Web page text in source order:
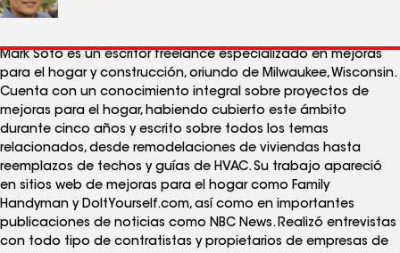
Mark Soto es un escritor freelance especializado en mejoras
para el hogar y construcción, oriundo de Milwaukee, Wisconsin.
Cuenta con un conocimiento integral sobre proyectos de
mejoras para el hogar, habiendo cubierto este ámbito
durante cinco años y escrito sobre todos los temas
relacionados, desde remodelaciones de viviendas hasta
reemplazos de techos y guías de HVAC. Su trabajo apareció
en sitios web de mejoras para el hogar como Family
Handyman y DoItYourself.com, así como en importantes
publicaciones de noticias como NBC News. Realizó entrevistas
con todo tipo de contratistas y propietarios de empresas de